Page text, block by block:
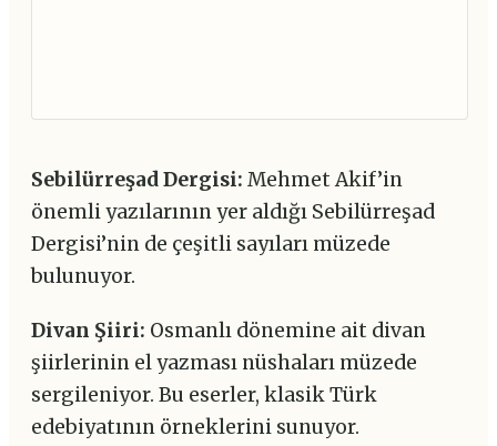
Sebilürreşad Dergisi: Mehmet Akif’in
önemli yazılarının yer aldığı Sebilürreşad
Dergisi’nin de çeşitli sayıları müzede
bulunuyor.
Divan Şiiri: Osmanlı dönemine ait divan
şiirlerinin el yazması nüshaları müzede
sergileniyor. Bu eserler, klasik Türk
edebiyatının örneklerini sunuyor.